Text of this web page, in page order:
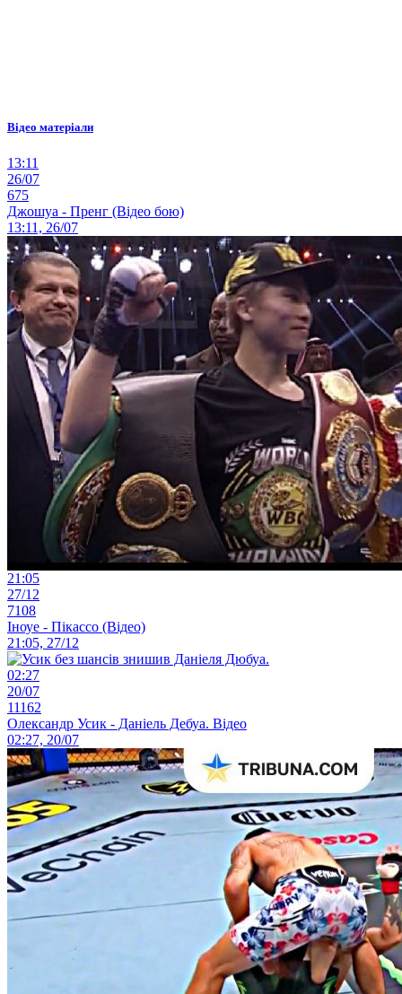
Відео матеріали
13:11
26/07
675
Джошуа - Пренг (Відео бою)
13:11, 26/07
21:05
27/12
7108
Іноуе - Пікассо (Відео)
21:05, 27/12
02:27
20/07
11162
Олександр Усик - Даніель Дебуа. Відео
02:27, 20/07